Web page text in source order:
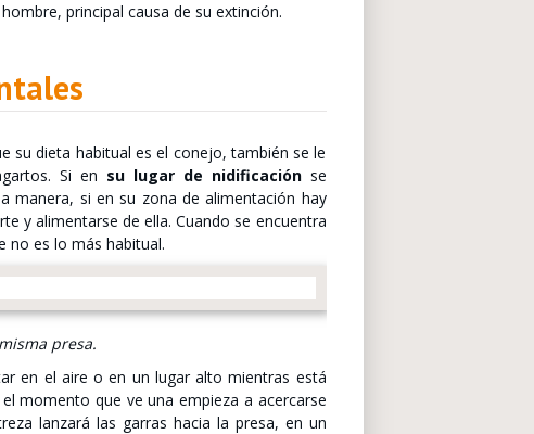
principal causa de su extinción.
su dieta habitual es el conejo, también se le
Si en su lugar de nidificaciónse
manera, si en su zona de alimentación hay
y alimentarse de ella. Cuando se encuentra
no es lo más habitual.
presa.
en el aire o en un lugar alto mientras está
momento que ve una empieza a acercarse
lanzará las garras hacia la presa, en un